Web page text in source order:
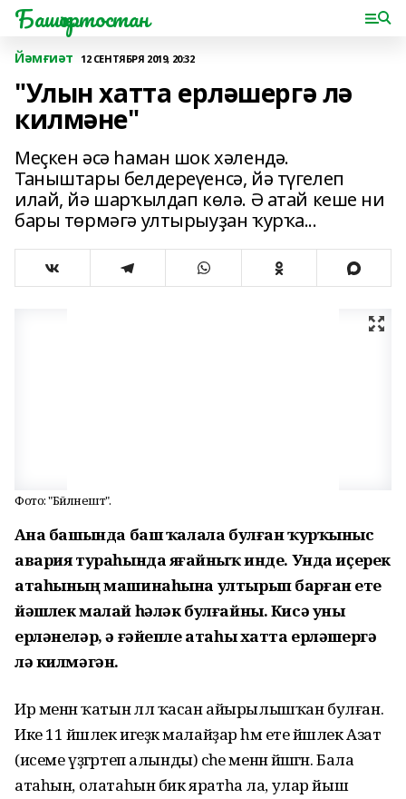
Башҡортостан
Йәмғиәт 12 СЕНТЯБРЯ 2019, 20:32
"Улын хатта ерләшергә лә
килмәне"
Меҫкен әсә һаман шок хәлендә.
Таныштары белдереүенсә, йә түгелеп
илай, йә шарҡылдап көлә. Ә атай кеше ни
бары төрмәгә ултырыуҙан ҡурҡа...
Фото: "Бәйләнештә".
Аҙна башында баш ҡалала булған ҡурҡыныс
авария тураһында яҙғайныҡ инде. Унда иҫерек
атаһының машинаһына ултырып барған ете
йәшлек малай һәләк булғайны. Кисә уны
ерләнеләр, ә ғәйепле атаһы хатта ерләшергә
лә килмәгән.
Ир менән ҡатын әллә ҡасан айырылышҡан булған.
Ике 11 йәшлек игеҙәк малайҙар һәм ете йәшлек Азат
(исеме үҙгәртеп алынды) әсәһе менән йәшәгән. Бала
атаһын, олатаһын бик яратһа ла, улар йыш